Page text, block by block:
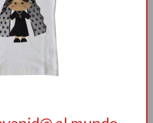
4 mayo, 2016por Pepuka